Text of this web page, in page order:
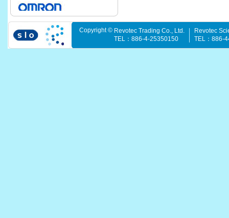
Copyright © Revotec Trading Co., Ltd.
TEL：886-4-25350150
Revotec
TEL：886-